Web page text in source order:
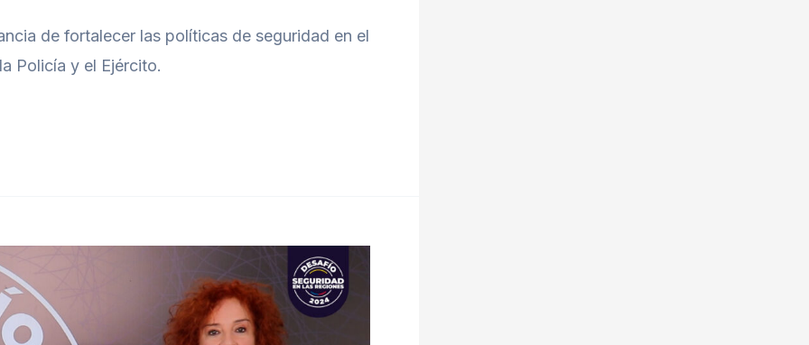
de fortalecer las políticas de seguridad en el
Policía y el Ejército.